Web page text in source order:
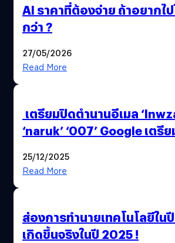
AI ราคาที่ต้องจ่าย ถ้าอยากไ
กว่า ?
27/05/2026
Read More
เตรียมปิดตำนานอีเมล
‘naruk’ ‘007’ Google เตรี
25/12/2025
Read More
ส่องการทำนายเทคโนโลยีใน
เกิดขึ้นจริงในปี 2025 !